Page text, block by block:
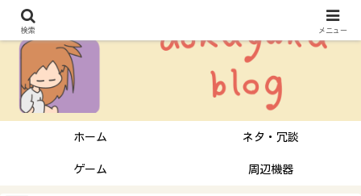
ホーム ネタ・冗談
ゲーム 周辺機器
検索 メニュー